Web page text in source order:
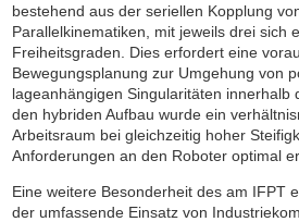
bestehend aus der seriellen Kopplung
Parallelkinematiken, mit jeweils drei sich
Freiheitsgraden. Dies erfordert eine
Bewegungsplanung zur Umgehung von
lageanhängigen Singularitäten innerhalb
den hybriden Aufbau wurde ein
Arbeitsraum bei gleichzeitig hoher
Anforderungen an den Roboter optimal
Eine weitere Besonderheit des am IFPT
der umfassende Einsatz von